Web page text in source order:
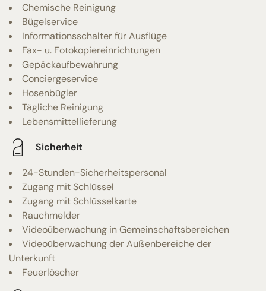
Chemische Reinigung
Bügelservice
Informationsschalter für Ausflüge
Fax- u. Fotokopiereinrichtungen
Gepäckaufbewahrung
Conciergeservice
Hosenbügler
Tägliche Reinigung
Lebensmittellieferung
Sicherheit
24-Stunden-Sicherheitspersonal
Zugang mit Schlüssel
Zugang mit Schlüsselkarte
Rauchmelder
Videoüberwachung in Gemeinschaftsbereichen
Videoüberwachung der Außenbereiche der
Unterkunft
Feuerlöscher